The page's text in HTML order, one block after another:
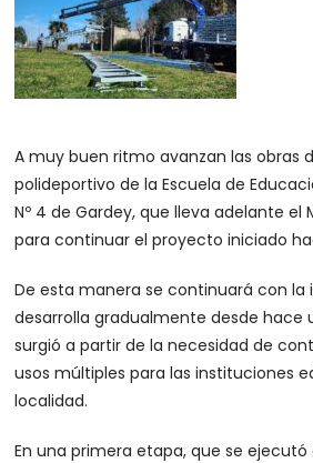
A muy buen ritmo avanzan las obras
polideportivo de la Escuela de
Nº 4 de Gardey, que lleva adelante el
para continuar el proyecto iniciado
De esta manera se continuará con la
desarrolla gradualmente desde hace
surgió a partir de la necesidad de
usos múltiples para las instituciones
localidad.
En una primera etapa, que se